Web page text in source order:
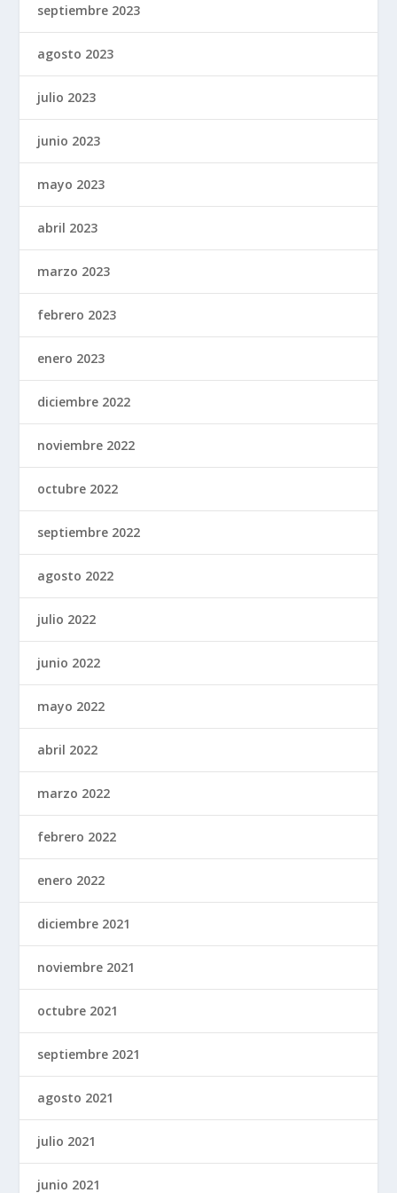
septiembre 2023
agosto 2023
julio 2023
junio 2023
mayo 2023
abril 2023
marzo 2023
febrero 2023
enero 2023
diciembre 2022
noviembre 2022
octubre 2022
septiembre 2022
agosto 2022
julio 2022
junio 2022
mayo 2022
abril 2022
marzo 2022
febrero 2022
enero 2022
diciembre 2021
noviembre 2021
octubre 2021
septiembre 2021
agosto 2021
julio 2021
junio 2021